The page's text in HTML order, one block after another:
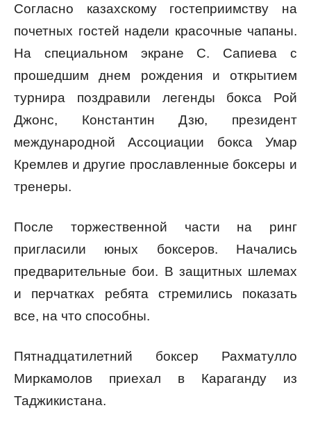
Согласно казахскому гостеприимству на
почетных гостей надели красочные чапаны.
На специальном экране С. Сапиева с
прошедшим днем рождения и открытием
турнира поздравили легенды бокса Рой
Джонс, Константин Дзю, президент
международной Ассоциации бокса Умар
Кремлев и другие прославленные боксеры и
тренеры.
После торжественной части на ринг
пригласили юных боксеров. Начались
предварительные бои. В защитных шлемах
и перчатках ребята стремились показать
все, на что способны.
Пятнадцатилетний боксер Рахматулло
Миркамолов приехал в Караганду из
Таджикистана.